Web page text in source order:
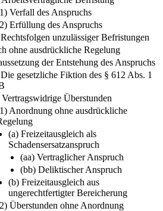
Verfall des Anspruchs
Erfüllung des Anspruchs
unzulässiger Befristungen
ohne ausdrückliche Regelung
der Entstehung des Anspruchs
gesetzliche Fiktion des § 612 Abs. 1
Überstunden
Anordnung ohne ausdrückliche
(a) Freizeitausgleich als
Schadensersatzanspruch
(aa) Vertraglicher Anspruch
(bb) Deliktischer Anspruch
(b) Freizeitausgleich aus
ungerechtfertigter Bereicherung
Überstunden ohne Anordnung